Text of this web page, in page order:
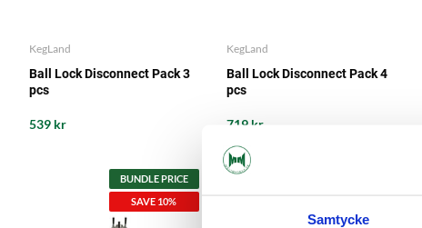
Samtycke
KegLand
Ball Lock Disconnect Pack 3
pcs
539 kr
KegLand
Ball Lock Disconnect Pack 4
pcs
719 kr
BUNDLE PRICE
SAVE 10%